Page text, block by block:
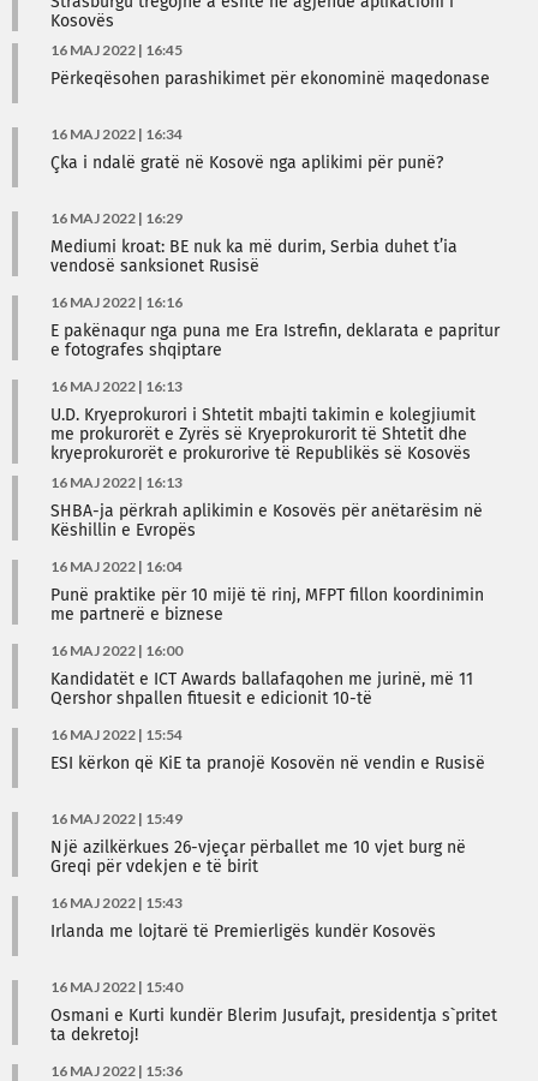
Kosovës
16 MAJ 2022 | 16:45
Përkeqësohen parashikimet për ekonominë maqedonase
16 MAJ 2022 | 16:34
Çka i ndalë gratë në Kosovë nga aplikimi për punë?
16 MAJ 2022 | 16:29
Mediumi kroat: BE nuk ka më durim, Serbia duhet t’ia
vendosë sanksionet Rusisë
16 MAJ 2022 | 16:16
E pakënaqur nga puna me Era Istrefin, deklarata e papritur
e fotografes shqiptare
16 MAJ 2022 | 16:13
U.D. Kryeprokurori i Shtetit mbajti takimin e kolegjiumit
me prokurorët e Zyrës së Kryeprokurorit të Shtetit dhe
kryeprokurorët e prokurorive të Republikës së Kosovës
16 MAJ 2022 | 16:13
SHBA-ja përkrah aplikimin e Kosovës për anëtarësim në
Këshillin e Evropës
16 MAJ 2022 | 16:04
Punë praktike për 10 mijë të rinj, MFPT fillon koordinimin
me partnerë e biznese
16 MAJ 2022 | 16:00
Kandidatët e ICT Awards ballafaqohen me jurinë, më 11
Qershor shpallen fituesit e edicionit 10-të
16 MAJ 2022 | 15:54
ESI kërkon që KiE ta pranojë Kosovën në vendin e Rusisë
16 MAJ 2022 | 15:49
Një azilkërkues 26-vjeçar përballet me 10 vjet burg në
Greqi për vdekjen e të birit
16 MAJ 2022 | 15:43
Irlanda me lojtarë të Premierligës kundër Kosovës
16 MAJ 2022 | 15:40
Osmani e Kurti kundër Blerim Jusufajt, presidentja s`pritet
ta dekretoj!
16 MAJ 2022 | 15:36